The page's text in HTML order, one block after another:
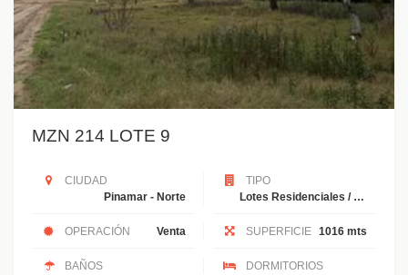
MZN 214 LOTE 9
CIUDAD
Pinamar - Norte
TIPO
Lotes Residenciales / Unifamiliales
OPERACIÓN Venta SUPERFICIE 1016 mts
BAÑOS DORMITORIOS